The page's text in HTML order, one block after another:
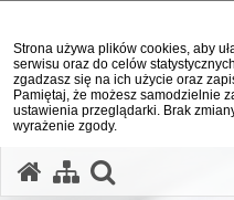
Strona używa plików cookies, aby
serwisu oraz do celów
zgadzasz się na ich użycie oraz
Pamiętaj, że możesz samodzielnie
ustawienia przeglądarki. Brak
wyrażenie zgody.